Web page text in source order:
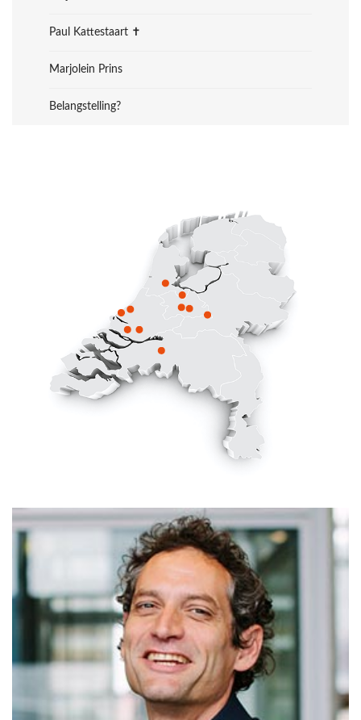
Paul Kattestaart ✝︎
Marjolein Prins
Belangstelling?